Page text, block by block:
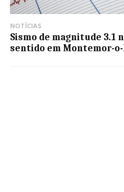
NOTÍCIAS
Sismo de magnitude 3.1
sentido em Montemor-o-